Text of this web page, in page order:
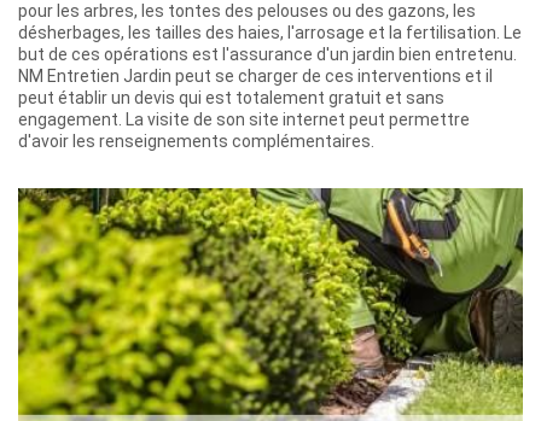
pour les arbres, les tontes des pelouses ou des gazons, les
désherbages, les tailles des haies, l'arrosage et la fertilisation. Le
but de ces opérations est l'assurance d'un jardin bien entretenu.
NM Entretien Jardin peut se charger de ces interventions et il
peut établir un devis qui est totalement gratuit et sans
engagement. La visite de son site internet peut permettre
d'avoir les renseignements complémentaires.